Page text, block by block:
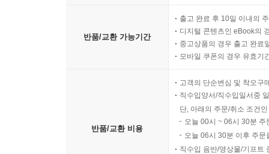
반품/교환 가능기간
출고 완료 후 10일 이내의
디지털 콘텐츠인 eBook의
중고상품의 경우 출고 완료
모바일 쿠폰의 경우 유효기
반품/교환 비용
고객의 단순변심 및 착오구
직수입양서/직수입일서중
단, 아래의 주문/취소 조건
오늘 00시 ~ 06시 30분
오늘 06시 30분 이후 주
직수입 음반/영상물/기프트